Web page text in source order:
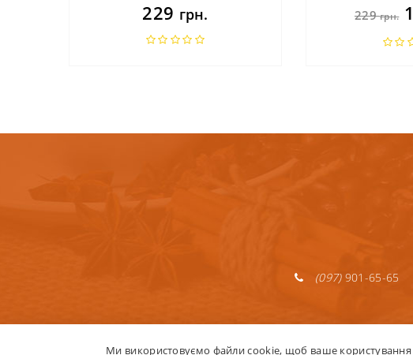
229 грн. 229грн.
(097)901-65-65
Ми використовуємо файли cookie, щоб ваше